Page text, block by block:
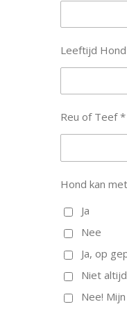
Leeftijd
Reu of Teef *
Hond kan
Ja
Nee
Ja, op
Niet altijd
Nee!